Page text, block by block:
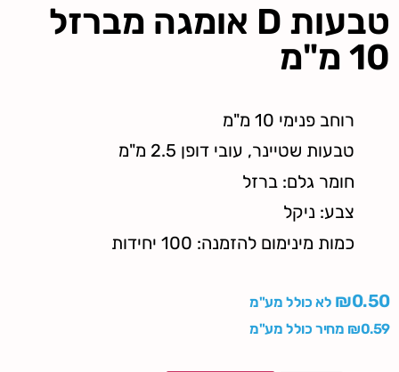
טבעות D אומגה מברזל
10 מ"מ
רוחב פנימי 10 מ"מ
טבעות שטיינר, עובי דופן 2.5 מ"מ
חומר גלם: ברזל
צבע: ניקל
כמות מינימום להזמנה: 100 יחידות
₪0.50
לא כולל מע"מ
₪0.59 מחיר כולל מע"מ